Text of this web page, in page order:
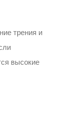
трения и
высокие